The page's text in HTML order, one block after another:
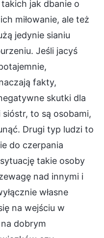
jak dbanie o
miłowanie, ale też
jedynie sianiu
Jeśli jacyś
fakty,
skutki dla
sióstr, to są osobami,
Drugi typ ludzi to
do czerpania
takie osoby
nad innymi i
własne
na wejściu w
dobrym